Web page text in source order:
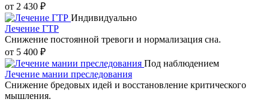
от 2 430 ₽
Индивидуально
Лечение ГТР
Снижение постоянной тревоги и нормализация сна.
от 5 400 ₽
Под наблюдением
Лечение мании преследования
Снижение бредовых идей и восстановление критического
мышления.